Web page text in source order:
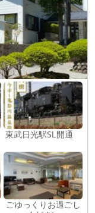
東武日光駅SⅬ開通
ごゆっくりお過ごし